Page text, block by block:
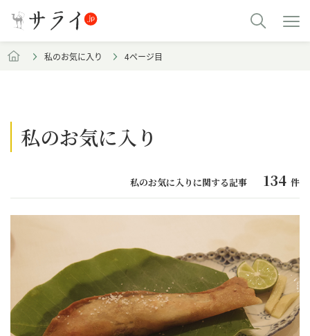
私のお気に入り 4ページ目
私のお気に入り
私のお気に入りに関する記事 134 件